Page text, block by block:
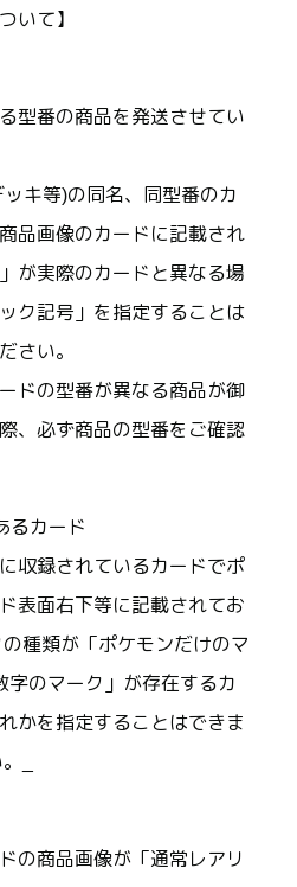
いて】
型番の商品を発送させてい
キ等)の同名、同型番のカ
品画像のカードに記載され
が実際のカードと異なる場
ク記号」を指定することは
さい。
ドの型番が異なる商品が御
、必ず商品の型番をご確認
るカード
収録されているカードでポ
表面右下等に記載されてお
種類が「ポケモンだけのマ
字のマーク」が存在するカ
かを指定することはできま
_
の商品画像が「通常レアリ